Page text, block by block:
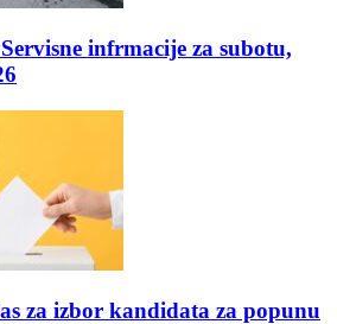
infrmacije za subotu,
za izbor kandidata za popunu